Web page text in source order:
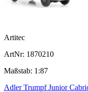
Artitec
ArtNr: 1870210
Maßstab: 1:87
Adler Trumpf Junior